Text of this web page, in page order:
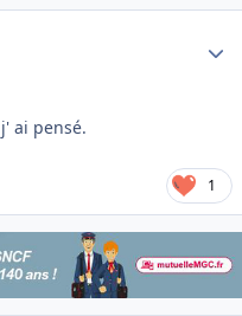
ai pensé.
1